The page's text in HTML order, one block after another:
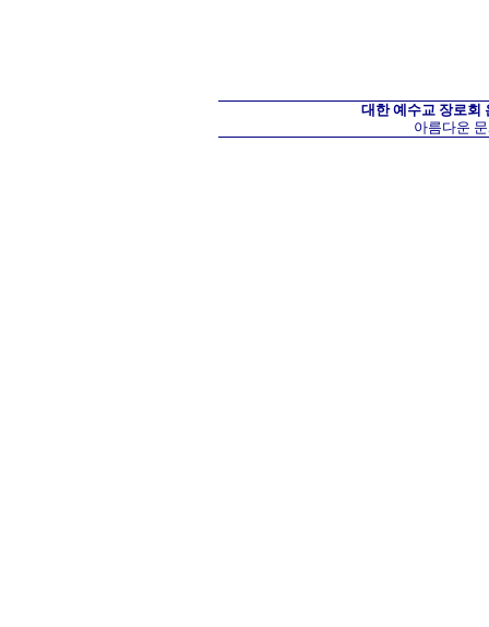
대한 예수교 장로회
아름다운